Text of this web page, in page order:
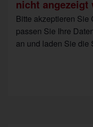
nicht angezeigt
Bitte akzeptieren Sie
passen Sie Ihre
an und laden Sie die